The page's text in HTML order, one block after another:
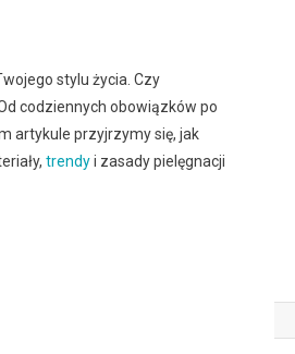
stylu życia. Czy
codziennych obowiązków po
artykule przyjrzymy się, jak
trendyi zasady pielęgnacji